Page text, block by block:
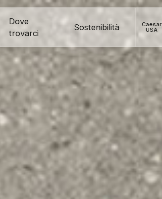
Dove
trovarci
Sostenibilità Caesar
USA